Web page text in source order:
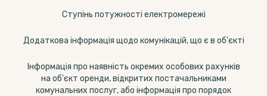
Ступінь потужності електромережі
Додаткова інформація щодо комунікацій, що є в об'єкті
Інформація про наявність окремих особових рахунків
на об'єкт оренди, відкритих постачальниками
комунальних послуг, або інформація про порядок